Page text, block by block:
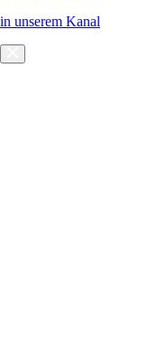
in unserem Kanal